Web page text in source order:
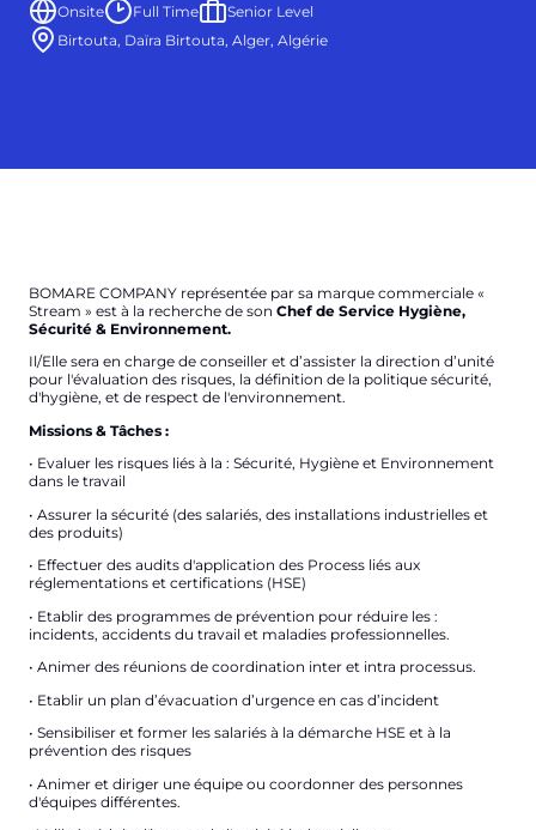
Onsite Full Time
Senior Level
Birtouta, Daïra Birtouta, Alger, Algérie
BOMARE COMPANY représentée par sa marque commerciale «
Stream » est à la recherche de son Chef de Service Hygiène,
Sécurité & Environnement.
Il/Elle sera en charge de conseiller et d’assister la direction d’unité
pour l'évaluation des risques, la définition de la politique sécurité,
d'hygiène, et de respect de l'environnement.
Missions & Tâches :
• Evaluer les risques liés à la : Sécurité, Hygiène et Environnement
dans le travail
• Assurer la sécurité (des salariés, des installations industrielles et
des produits)
• Effectuer des audits d'application des Process liés aux
réglementations et certifications (HSE)
• Etablir des programmes de prévention pour réduire les :
incidents, accidents du travail et maladies professionnelles.
• Animer des réunions de coordination inter et intra processus.
• Etablir un plan d’évacuation d’urgence en cas d’incident
• Sensibiliser et former les salariés à la démarche HSE et à la
prévention des risques
• Animer et diriger une équipe ou coordonner des personnes
d'équipes différentes.